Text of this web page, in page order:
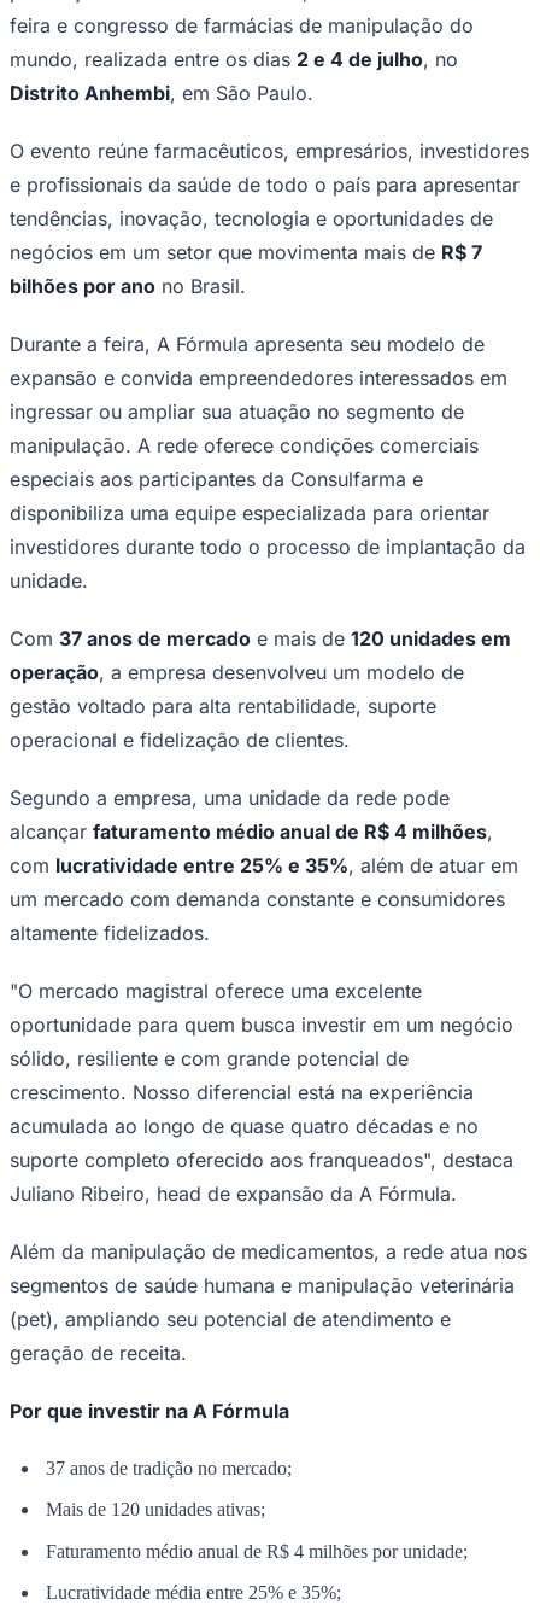
Mundial 2026
Corinthians
Palmeiras
feira e congresso de farmácias de manipulação do
mundo, realizada entre os dias 2 e 4 de julho, no
Distrito Anhembi, em São Paulo.
O evento reúne farmacêuticos, empresários, investidores
e profissionais da saúde de todo o país para apresentar
tendências, inovação, tecnologia e oportunidades de
negócios em um setor que movimenta mais de R$ 7
bilhões por ano no Brasil.
Durante a feira, A Fórmula apresenta seu modelo de
expansão e convida empreendedores interessados em
ingressar ou ampliar sua atuação no segmento de
manipulação. A rede oferece condições comerciais
especiais aos participantes da Consulfarma e
disponibiliza uma equipe especializada para orientar
investidores durante todo o processo de implantação da
unidade.
Com 37 anos de mercado e mais de 120 unidades em
operação, a empresa desenvolveu um modelo de
gestão voltado para alta rentabilidade, suporte
operacional e fidelização de clientes.
Segundo a empresa, uma unidade da rede pode
alcançar faturamento médio anual de R$ 4 milhões,
com lucratividade entre 25% e 35%, além de atuar em
um mercado com demanda constante e consumidores
altamente fidelizados.
"O mercado magistral oferece uma excelente
oportunidade para quem busca investir em um negócio
sólido, resiliente e com grande potencial de
crescimento. Nosso diferencial está na experiência
acumulada ao longo de quase quatro décadas e no
suporte completo oferecido aos franqueados", destaca
Juliano Ribeiro, head de expansão da A Fórmula.
Além da manipulação de medicamentos, a rede atua nos
segmentos de saúde humana e manipulação veterinária
(pet), ampliando seu potencial de atendimento e
geração de receita.
Por que investir na A Fórmula
37 anos de tradição no mercado;
Mais de 120 unidades ativas;
Faturamento médio anual de R$ 4 milhões por unidade;
Lucratividade média entre 25% e 35%;